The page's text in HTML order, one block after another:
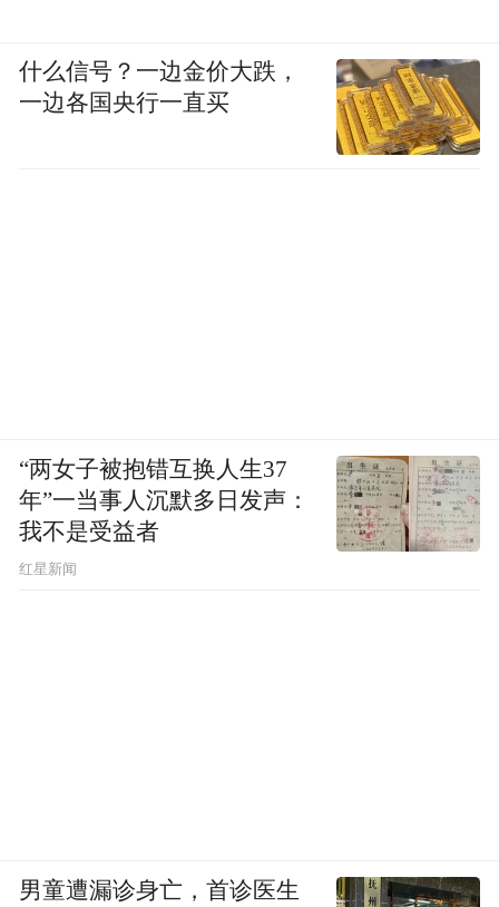
什么信号？一边金价大跌，
一边各国央行一直买
“两女子被抱错互换人生37
年”一当事人沉默多日发声：
我不是受益者
红星新闻
男童遭漏诊身亡，首诊医生